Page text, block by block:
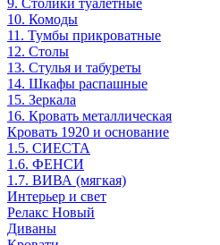
10. Комоды
11. Тумбы прикроватные
12. Столы
13. Стулья и табуреты
14. Шкафы распашные
15. Зеркала
16. Кровать металлическая
Кровать 1920 и основание
1.5. СИЕСТА
1.6. ФЕНСИ
1.7. ВИВА (мягкая)
Интерьер и свет
Релакс Новый
Диваны